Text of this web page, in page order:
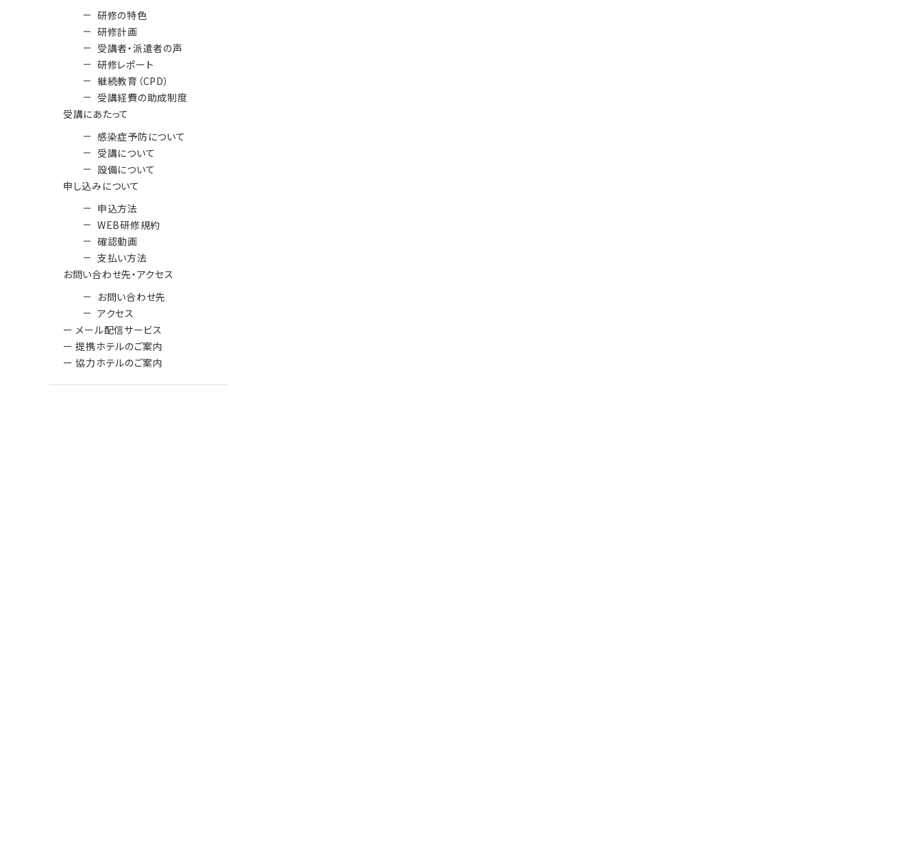
研修の特色
研修計画
受講者・派遣者の声
研修レポート
継続教育（CPD）
受講経費の助成制度
受講にあたって
感染症予防について
受講について
設備について
申し込みについて
申込方法
WEB研修規約
確認動画
支払い方法
お問い合わせ先・アクセス
お問い合わせ先
アクセス
ー メール配信サービス
ー 提携ホテルのご案内
ー 協力ホテルのご案内